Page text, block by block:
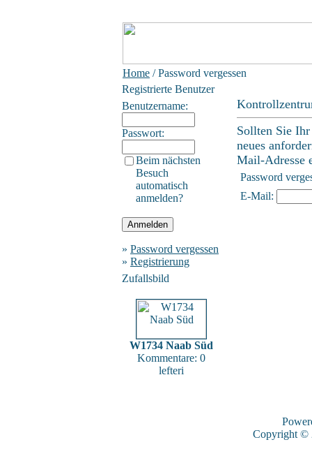
Home / Password vergessen
Registrierte Benutzer
Benutzername:
Passwort:
Beim nächsten
Besuch
automatisch
anmelden?
» Password vergessen
» Registrierung
Zufallsbild
W1734 Naab Süd
Kommentare: 0
lefteri
Sollten Sie Ihr
neues
Mail-Adresse
Password
E-Mail:
Copyright ©